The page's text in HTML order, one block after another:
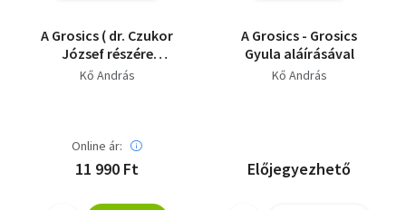
A Grosics ( dr. Czukor
József részére
dedikált példány!) -
Kő András
Online ár:
11 990 Ft
A Grosics - Grosics
Gyula aláírásával
Kő András
Előjegyezhető